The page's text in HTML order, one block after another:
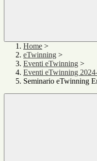
Home >
eTwinning >
Eventi eTwinning >
Eventi eTwinning
Seminario eTwinning